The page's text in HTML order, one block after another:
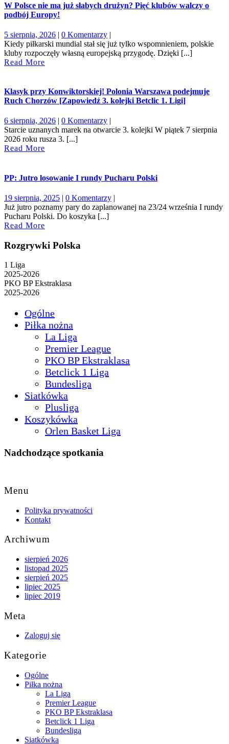
W Polsce nie ma już słabych drużyn? Pięć klubów walczy o
podbój Europy!
5 sierpnia, 20265
sierpnia,
2026
| 0 Komentarzy |
Kiedy piłkarski mundial stał się już tylko wspomnieniem, polskie
kluby rozpoczęły własną europejską przygodę. Dzięki [...]
Read More
Klasyk przy Konwiktorskiej! Polonia Warszawa podejmuje
Ruch Chorzów [Zapowiedź 3. kolejki Betclic 1. Ligi]
6 sierpnia, 20266
sierpnia,
2026
| 0 Komentarzy |
Starcie uznanych marek na otwarcie 3. kolejki W piątek 7 sierpnia
2026 roku rusza 3. [...]
Read More
PP: Jutro losowanie I rundy Pucharu Polski
19 sierpnia, 202519
sierpnia,
2025
| 0 Komentarzy |
Już jutro poznamy pary do zaplanowanej na 23/24 września I rundy
Pucharu Polski. Do koszyka [...]
Read More
Rozgrywki Polska
1 Liga
2025-2026
PKO BP Ekstraklasa
2025-2026
Ogólne
Piłka nożna
La Liga
Premier League
PKO BP Ekstraklasa
Betclick 1 Liga
Bundesliga
Siatkówka
Plusliga
Koszykówka
Orlen Basket Liga
Nadchodzące spotkania
to
Top
Menu
Polityka prywatności
Kontakt
Archiwum
sierpień 2026
listopad 2025
sierpień 2025
lipiec 2025
lipiec 2019
Meta
Zaloguj się
Kategorie
Ogólne
Piłka nożna
La Liga
Premier League
PKO BP Ekstraklasa
Betclick 1 Liga
Bundesliga
Siatkówka